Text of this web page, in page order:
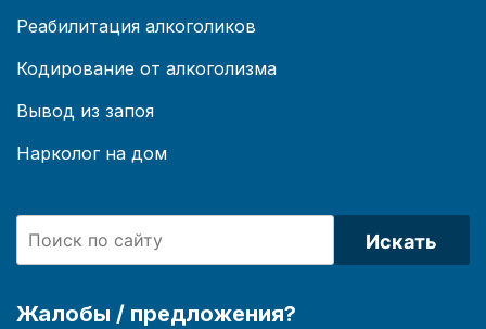
Реабилитация алкоголиков
Кодирование от алкоголизма
Вывод из запоя
Нарколог на дом
Искать
Жалобы / предложения?